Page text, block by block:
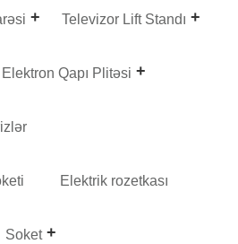
Televizor Lift Standı
Elektron Qapı Plitəsi
Elektrik rozetkası
Soket